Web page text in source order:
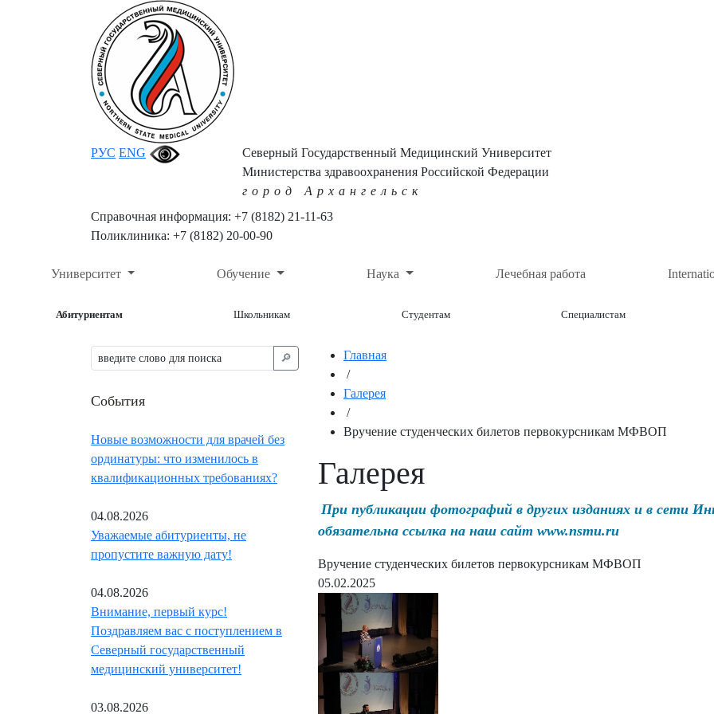
РУС ENG
Северный Государственный Медицинский Университет
Министерства здравоохранения Российской Федерации
город Архангельск
Справочная информация: +7 (8182) 21-11-63
Поликлиника: +7 (8182) 20-00-90
Университет Обучение Наука Лечебная работа
Абитуриентам Школьникам Студентам Специалистам
🔎︎
События
Новые возможности для врачей без
ординатуры: что изменилось в
квалификационных требованиях?
04.08.2026
Уважаемые абитуриенты, не
пропустите важную дату!
04.08.2026
Внимание, первый курс!
Поздравляем вас с поступлением в
Северный государственный
медицинский университет!
03.08.2026
Главная
/
Галерея
/
Вручение студенческих билетов первокурсникам МФВОП
Галерея
При публикации фотографий в других изданиях и в сети
обязательна ссылка на наш сайт www.nsmu.ru
Вручение студенческих билетов первокурсникам МФВОП
05.02.2025